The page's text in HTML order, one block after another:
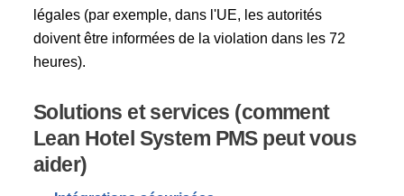
légales (par exemple, dans l'UE, les autorités
doivent être informées de la violation dans les 72
heures).
Solutions et services (comment
Lean Hotel System PMS peut vous
aider)